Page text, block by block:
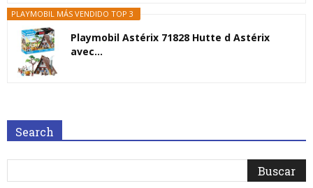
PLAYMOBIL MÁS VENDIDO TOP 3
Playmobil Astérix 71828 Hutte d Astérix
avec...
Search